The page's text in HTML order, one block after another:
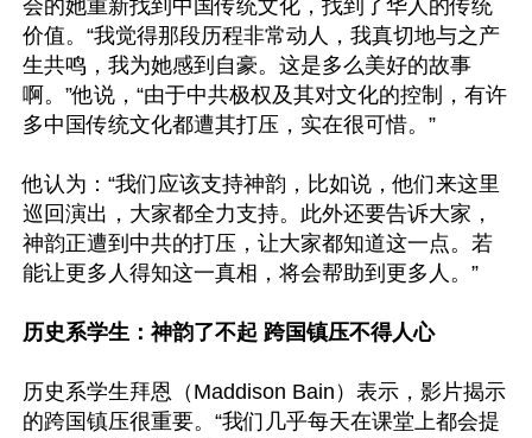
会的她重新找到中国传统文化，找到了华人的传统
价值。“我觉得那段历程非常动人，我真切地与之产
生共鸣，我为她感到自豪。这是多么美好的故事
啊。”他说，“由于中共极权及其对文化的控制，有许
多中国传统文化都遭其打压，实在很可惜。”
他认为：“我们应该支持神韵，比如说，他们来这里
巡回演出，大家都全力支持。此外还要告诉大家，
神韵正遭到中共的打压，让大家都知道这一点。若
能让更多人得知这一真相，将会帮助到更多人。”
历史系学生：神韵了不起 跨国镇压不得人心
历史系学生拜恩（Maddison Bain）表示，影片揭示
的跨国镇压很重要。“我们几乎每天在课堂上都会提